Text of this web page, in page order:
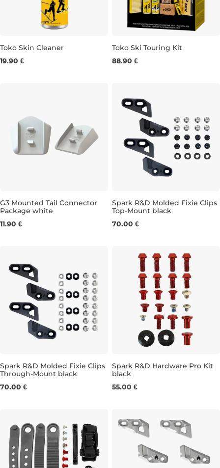
Toko Skin Cleaner
19.90 €
Toko Ski Touring Kit
88.90 €
G3 Mounted Tail Connector
Package white
11.90 €
Spark R&D Molded Fixie Clips
Top-Mount black
70.00 €
Spark R&D Molded Fixie Clips
Through-Mount black
70.00 €
Spark R&D Hardware Pro Kit
black
55.00 €